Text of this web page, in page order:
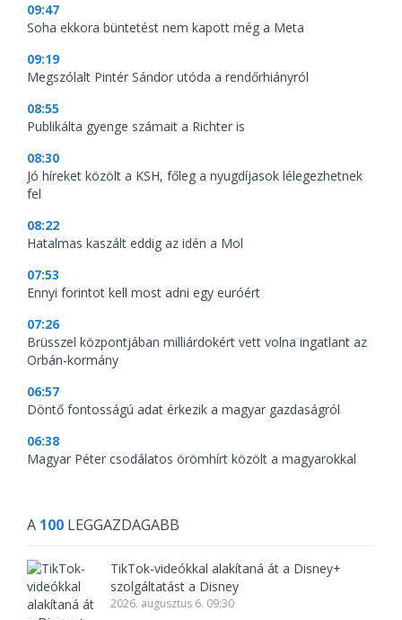
09:47
Soha ekkora büntetést nem kapott még a Meta
09:19
Megszólalt Pintér Sándor utóda a rendőrhiányról
08:55
Publikálta gyenge számait a Richter is
08:30
Jó híreket közölt a KSH, főleg a nyugdíjasok lélegezhetnek
fel
08:22
Hatalmas kaszált eddig az idén a Mol
07:53
Ennyi forintot kell most adni egy euróért
07:26
Brüsszel központjában milliárdokért vett volna ingatlant az
Orbán-kormány
06:57
Döntő fontosságú adat érkezik a magyar gazdaságról
06:38
Magyar Péter csodálatos örömhírt közölt a magyarokkal
A 100 LEGGAZDAGABB
TikTok-videókkal alakítaná át a Disney+
szolgáltatást a Disney
2026. augusztus 6. 09:30